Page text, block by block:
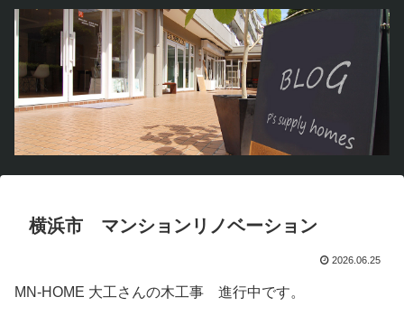
横浜市 マンションリノベーション
2026.06.25
MN-HOME 大工さんの木工事 進行中です。